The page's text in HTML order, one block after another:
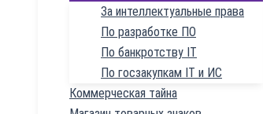
За интеллектуальные права
По разработке ПО
По банкротству IT
По госзакупкам IT и ИС
Коммерческая тайна